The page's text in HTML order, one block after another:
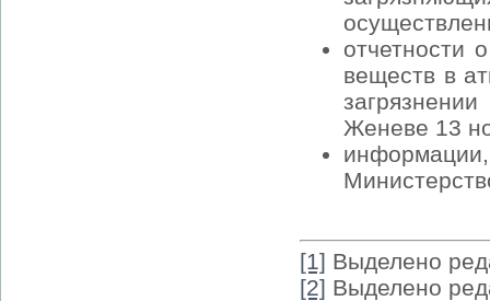
отчетности
веществ в
Женеве 13
информации,
[1] Выделено
[2] Выделено